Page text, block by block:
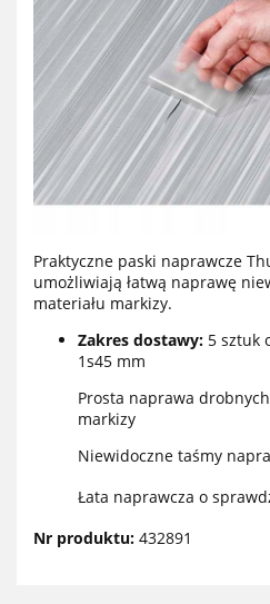
Praktyczne paski naprawcze
umożliwiają łatwą naprawę
materiału markizy.
Zakres dostawy: 5 sztuk
1s45 mm
Prosta naprawa
markizy
Niewidoczne taśmy
Łata naprawcza o
Nr produktu: 432891